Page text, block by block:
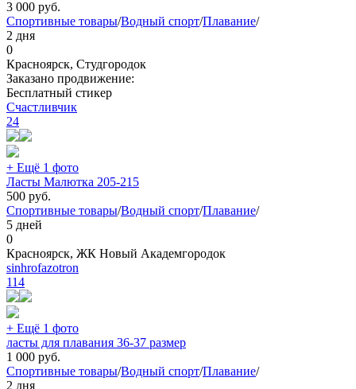
3 000 руб.
Спортивные товары/Водный спорт/Плавание/
2 дня
0
Красноярск, Студгородок
Заказано продвижение:
Бесплатный стикер
Счастливчик
24
+ Ещё 1 фото
Ласты Малютка 205-215
500 руб.
Спортивные товары/Водный спорт/Плавание/
5 дней
0
Красноярск, ЖК Новый Академгородок
sinhrofazotron
114
+ Ещё 1 фото
ласты для плавания 36-37 размер
1 000 руб.
Спортивные товары/Водный спорт/Плавание/
2 дня